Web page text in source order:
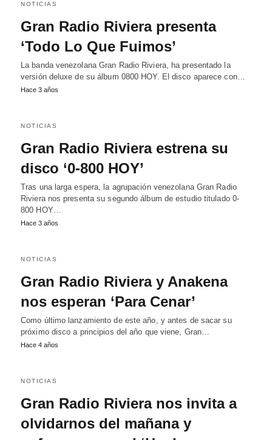
NOTICIAS
Gran Radio Riviera presenta
‘Todo Lo Que Fuimos’
La banda venezolana Gran Radio Riviera, ha presentado la
versión deluxe de su álbum 0800 HOY. El disco aparece con…
Hace 3 años
NOTICIAS
Gran Radio Riviera estrena su
disco ‘0-800 HOY’
Tras una larga espera, la agrupación venezolana Gran Radio
Riviera nos presenta su segundo álbum de estudio titulado 0-
800 HOY…
Hace 3 años
NOTICIAS
Gran Radio Riviera y Anakena
nos esperan ‘Para Cenar’
Como último lanzamiento de este año, y antes de sacar su
próximo disco a principios del año que viene, Gran…
Hace 4 años
NOTICIAS
Gran Radio Riviera nos invita a
olvidarnos del mañana y